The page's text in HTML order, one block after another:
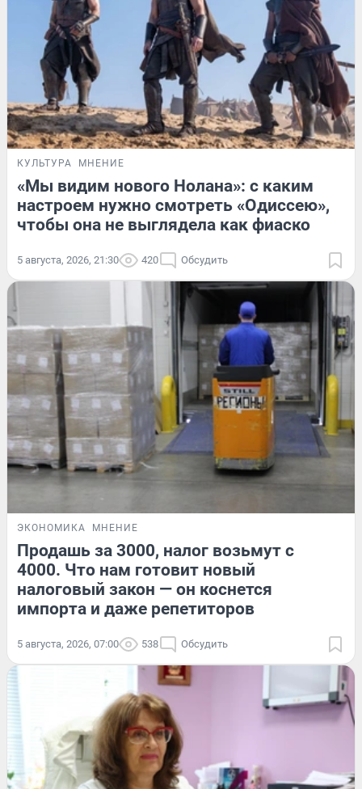
КУЛЬТУРА МНЕНИЕ
«Мы видим нового Нолана»: с каким
настроем нужно смотреть «Одиссею»,
чтобы она не выглядела как фиаско
5 августа, 2026, 21:30 420 Обсудить
ЭКОНОМИКА МНЕНИЕ
Продашь за 3000, налог возьмут с
4000. Что нам готовит новый
налоговый закон — он коснется
импорта и даже репетиторов
5 августа, 2026, 07:00 538 Обсудить